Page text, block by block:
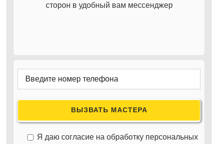
сторон в удобный вам мессенджер
Я даю согласие на обработку персональных